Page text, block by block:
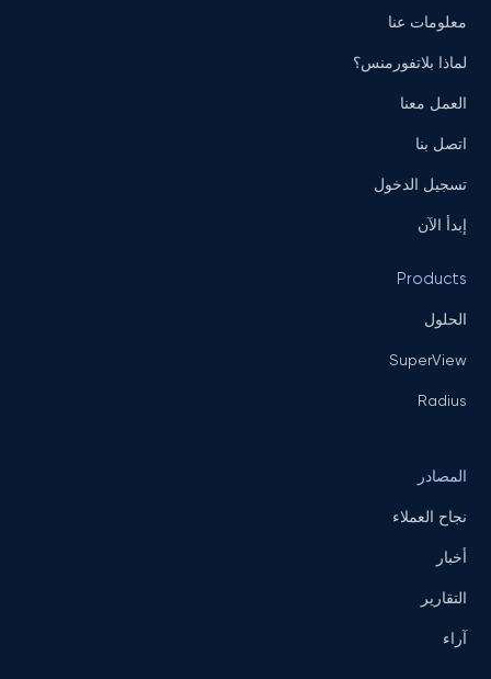
معلومات عنا
لماذا بلاتفورمنس؟
العمل معنا
اتصل بنا
تسجيل الدخول
إبدأ الآن
Products
الحلول
SuperView
Radius
المصادر
نجاح العملاء
أخبار
التقارير
آراء